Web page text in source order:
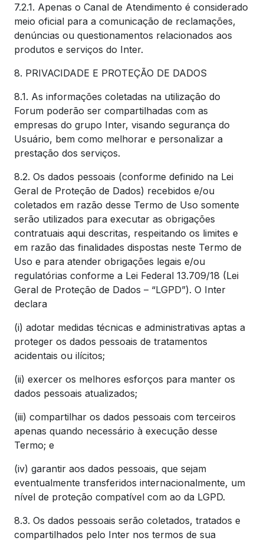
7.2.1. Apenas o Canal de Atendimento é considerado
meio oficial para a comunicação de reclamações,
denúncias ou questionamentos relacionados aos
produtos e serviços do Inter.
8. PRIVACIDADE E PROTEÇÃO DE DADOS
8.1. As informações coletadas na utilização do
Forum poderão ser compartilhadas com as
empresas do grupo Inter, visando segurança do
Usuário, bem como melhorar e personalizar a
prestação dos serviços.
8.2. Os dados pessoais (conforme definido na Lei
Geral de Proteção de Dados) recebidos e/ou
coletados em razão desse Termo de Uso somente
serão utilizados para executar as obrigações
contratuais aqui descritas, respeitando os limites e
em razão das finalidades dispostas neste Termo de
Uso e para atender obrigações legais e/ou
regulatórias conforme a Lei Federal 13.709/18 (Lei
Geral de Proteção de Dados – “LGPD”). O Inter
declara
(i) adotar medidas técnicas e administrativas aptas a
proteger os dados pessoais de tratamentos
acidentais ou ilícitos;
(ii) exercer os melhores esforços para manter os
dados pessoais atualizados;
(iii) compartilhar os dados pessoais com terceiros
apenas quando necessário à execução desse
Termo; e
(iv) garantir aos dados pessoais, que sejam
eventualmente transferidos internacionalmente, um
nível de proteção compatível com ao da LGPD.
8.3. Os dados pessoais serão coletados, tratados e
compartilhados pelo Inter nos termos de sua